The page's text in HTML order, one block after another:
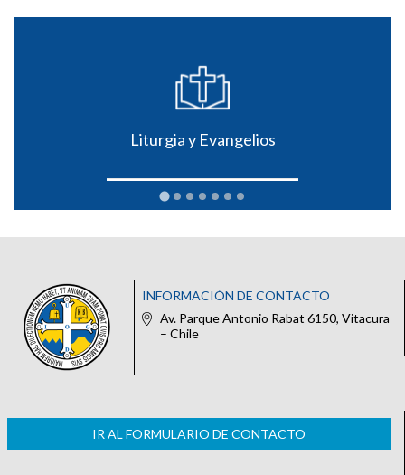
Liturgia y Evangelios
INFORMACIÓN DE CONTACTO
Av. Parque Antonio Rabat 6150, Vitacura
– Chile
IR AL FORMULARIO DE CONTACTO